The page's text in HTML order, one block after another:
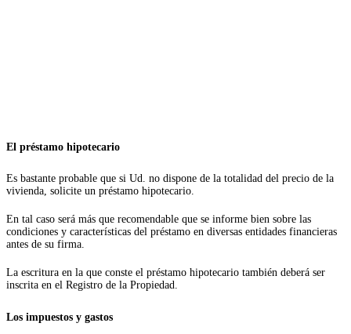
El préstamo hipotecario
Es bastante probable que si Ud. no dispone de la totalidad del precio de la
vivienda, solicite un préstamo hipotecario.
En tal caso será más que recomendable que se informe bien sobre las
condiciones y características del préstamo en diversas entidades financieras
antes de su firma.
La escritura en la que conste el préstamo hipotecario también deberá ser
inscrita en el Registro de la Propiedad.
Los impuestos y gastos